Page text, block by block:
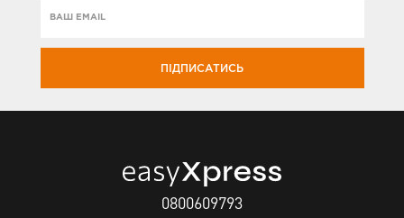
ПІДПИСАТИСЬ
0800609793